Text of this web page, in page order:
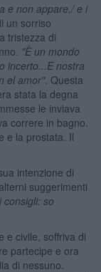
e non appare,/ e i
un sorriso
tristezza di
"È un mondo
incerto...E nostra
el amor". Questa
stata la degna
le inviava
correre in bagno.
e la prostata. Il
intenzione di
suggerimenti
consigli: so
e civile, soffriva di
partecipe e ora
di nessuno.